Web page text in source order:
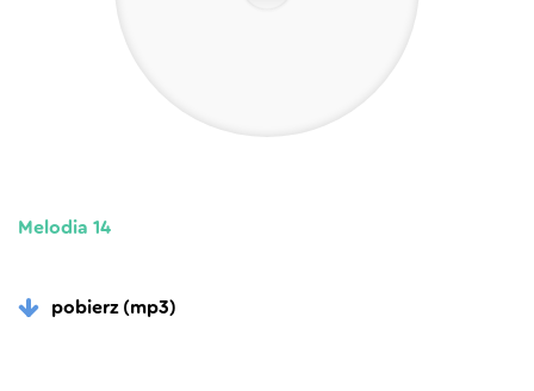
Melodia 14
pobierz (mp3)